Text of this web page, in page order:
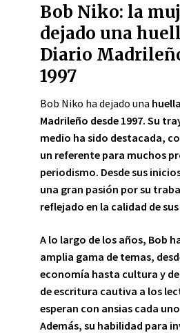
Bob Niko: la
dejado una
Diario
1997
Bob Niko ha dejado una huella
Madrileño desde 1997. Su
medio ha sido destacada,
un referente para muchos
periodismo. Desde sus
una gran pasión por su
reflejado en la calidad de
A lo largo de los años, Bob
amplia gama de temas,
economía hasta cultura y
de escritura cautiva a los
esperan con ansias cada
Además, su habilidad para